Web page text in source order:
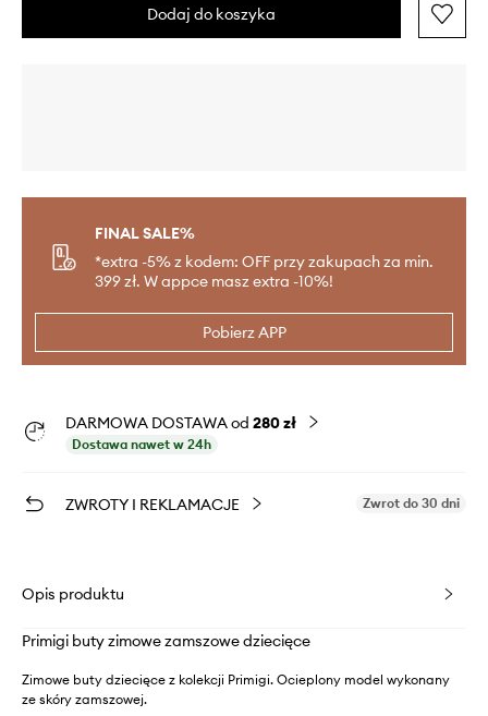
Dodaj do koszyka
FINAL SALE%
*extra -5% z kodem: OFF przy zakupach za min.
399 zł. W appce masz extra -10%!
Pobierz APP
DARMOWA DOSTAWA od 280 zł
Dostawa nawet w 24h
ZWROTY I REKLAMACJE Zwrot do 30 dni
Opis produktu
Primigi buty zimowe zamszowe dziecięce
Zimowe buty dziecięce z kolekcji Primigi. Ocieplony model wykonany
ze skóry zamszowej.